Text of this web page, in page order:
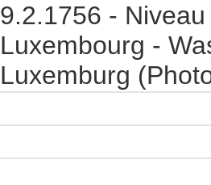
9.2.1756 -
Luxembourg -
Luxemburg